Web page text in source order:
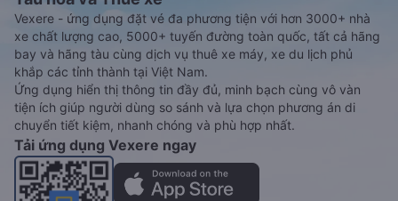
Bình - Quảng Nam thành công, Vexere sẽ gửi tin nhắn/email
xác nhận thành công đến số điện thoại/email mà quý khách
đã đăng ký. Đến ngày đi, quý khách vui lòng có mặt tại điểm
đón trước 30 phút giờ khởi hành để chuẩn bị lên xe. Để kiểm
tra tình trạng vé xe đi Thăng Bình - Quảng Nam từ Bến Lức -
Long An đã đặt, quý khách vui lòng truy cập
https://vexere.com/vi-VN/booking/ticketinfo
Xem hướng dẫn chi tiết, minh họa bằng hình ảnh
Đặt vé xe Tết 2027 từ Bến Lức đi Thăng